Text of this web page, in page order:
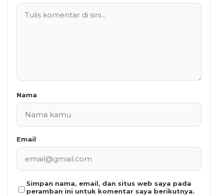
Nama
Email
Simpan nama, email, dan situs web saya pada
peramban ini untuk komentar saya berikutnya.